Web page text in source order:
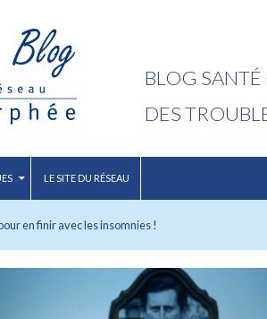
BLOG
DES
LE SITE DU RÉSEAU
en finir avec les insomnies !